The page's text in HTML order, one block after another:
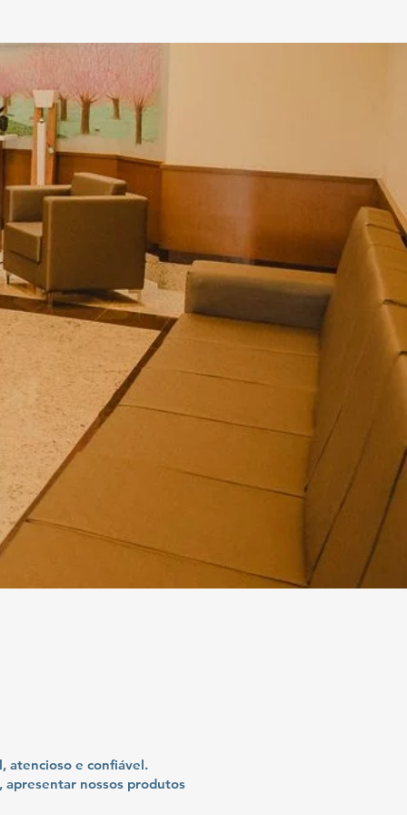
atencioso e confiável.
apresentar nossos produtos